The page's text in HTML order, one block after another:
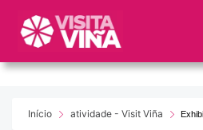
este
web
sistemaInício atividade - Visit Viña